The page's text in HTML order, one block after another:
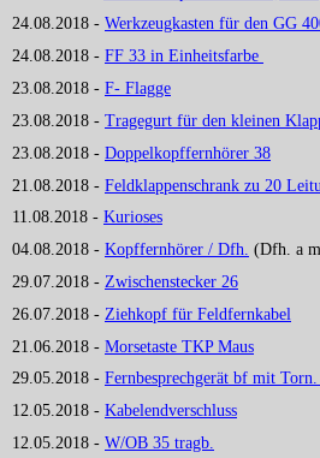
24.08.2018 - Werkzeugkasten für den GG
24.08.2018 - FF 33 in Einheitsfarbe
23.08.2018 - F- Flagge
23.08.2018 - Tragegurt für den kleinen
23.08.2018 - Doppelkopffernhörer 38
21.08.2018 - Feldklappenschrank zu 20
11.08.2018 - Kurioses
04.08.2018 - Kopffernhörer / Dfh. (Dfh. a
29.07.2018 - Zwischenstecker 26
26.07.2018 - Ziehkopf für Feldfernkabel
21.06.2018 - Morsetaste TKP Maus
29.05.2018 - Fernbesprechgerät bf mit
12.05.2018 - Kabelendverschluss
12.05.2018 - W/OB 35 tragb.